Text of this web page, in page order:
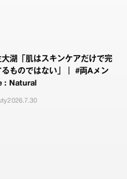
大湖「肌はスキンケアだけで完
るものではない」｜ #両Aメン
: Natural
2026.7.30